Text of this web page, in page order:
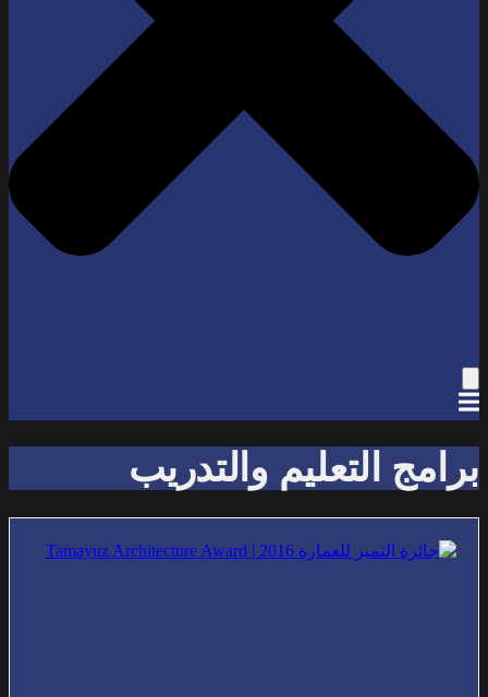
برامج التعليم والتدريب